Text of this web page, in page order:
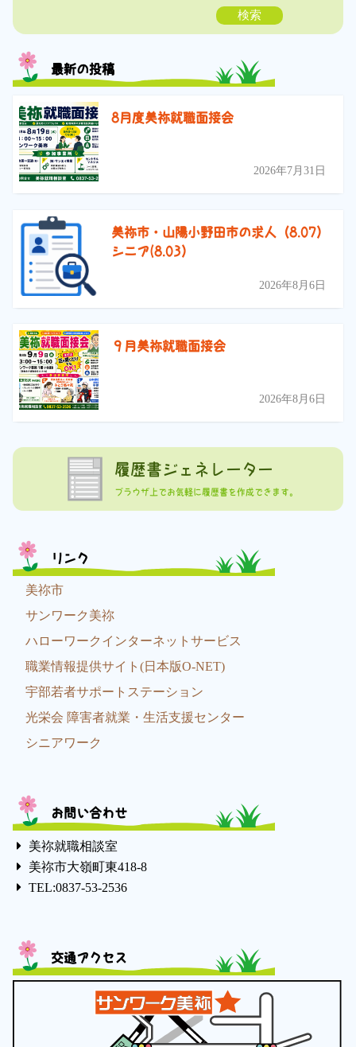
検索
最新の投稿
8月度美祢就職面接会
2026年7月31日
美祢市・山陽小野田市の求人（8.07）
シニア(8.03）
2026年8月6日
９月美祢就職面接会
2026年8月6日
履歴書ジェネレーター
ブラウザ上でお気軽に履歴書を作成できます。
リンク
美祢市
サンワーク美祢
ハローワークインターネットサービス
職業情報提供サイト(日本版O-NET)
宇部若者サポートステーション
光栄会 障害者就業・生活支援センター
シニアワーク
お問い合わせ
美祢就職相談室
美祢市大嶺町東418-8
TEL:0837-53-2536
交通アクセス